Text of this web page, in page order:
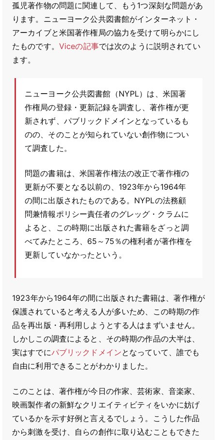
孤児著作物の問題に関連して、もう1つ深刻な問題があ
ります。ニューヨーク公共図書館がインターネット・
アーカイブと米国著作権局の協力を受けて明らかにし
たものです。 Viceの記事では次のように説明されてい
ます。
ニューヨーク公共図書館（NYPL）は、米国著
作権局の登録・更新記録を調査し、著作権が更
新されず、パブリックドメインとなっているも
のの、そのことが知られていない創作物につい
て調査した。
問題の書籍は、米国著作権法の改正で著作権の
更新が不要となる以前の、1923年から1964年
の間に出版されたものである。NYPLの法務顧
問兼情報ポリシー責任者のグレッグ・クラムに
よると、この時期に出版された書籍をざっと調
べてみたところ、65～75％の権利者が著作権を
更新していなかったという。
1923年から1964年の間に出版された書籍は、著作権が
保護されていると考える人が多いため、この時期の作
品を再出版・再利用しようとする人はまずいません。
しかしこの調査によると、その時期の作品の大半は、
実はすでにパブリックドメインとなっていて、誰でも
自由に利用できることがわかりました。
このことは、著作権が今日の作家、芸術家、音楽家、
映画製作者の新鮮なクリエイティビティをいかに妨げ
ているかを示す好例と言えるでしょう。こうした作品
から刺激を受け、自らの創作に取り込むこともできた